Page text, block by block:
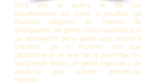
Otra vez la buena fe de los
ecuatorianos se pone a prueba, ya
muchos cayeron en manos de
chulqueros, de gente inescrupulosa que
se aprovecha de la gente que necesita
créditos, ya lo hicieron los que
descubrieron el arte de la piramidación,
recibiendo dinero de gente ingenua o de
aquellos que quieren ganancias
rápidas.